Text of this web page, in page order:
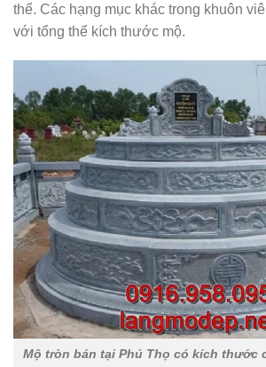
thể. Các hạng mục khác trong khuôn
với tổng thể kích thước mộ.
Mộ tròn bán tại Phú Thọ có kích thước